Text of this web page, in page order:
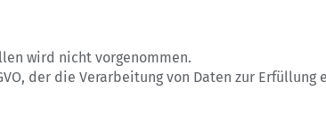
wird nicht vorgenommen.
der die Verarbeitung von Daten zur